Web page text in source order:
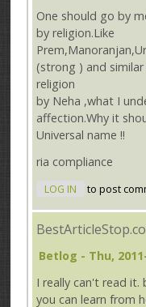
One should go by
by religion.Like
(strong ) and
religion
by Neha ,what I
affection.Why it
Universal name !!
ria compliance
LOG IN to post
Betlog - Thu,
I really can't read
you can learn from